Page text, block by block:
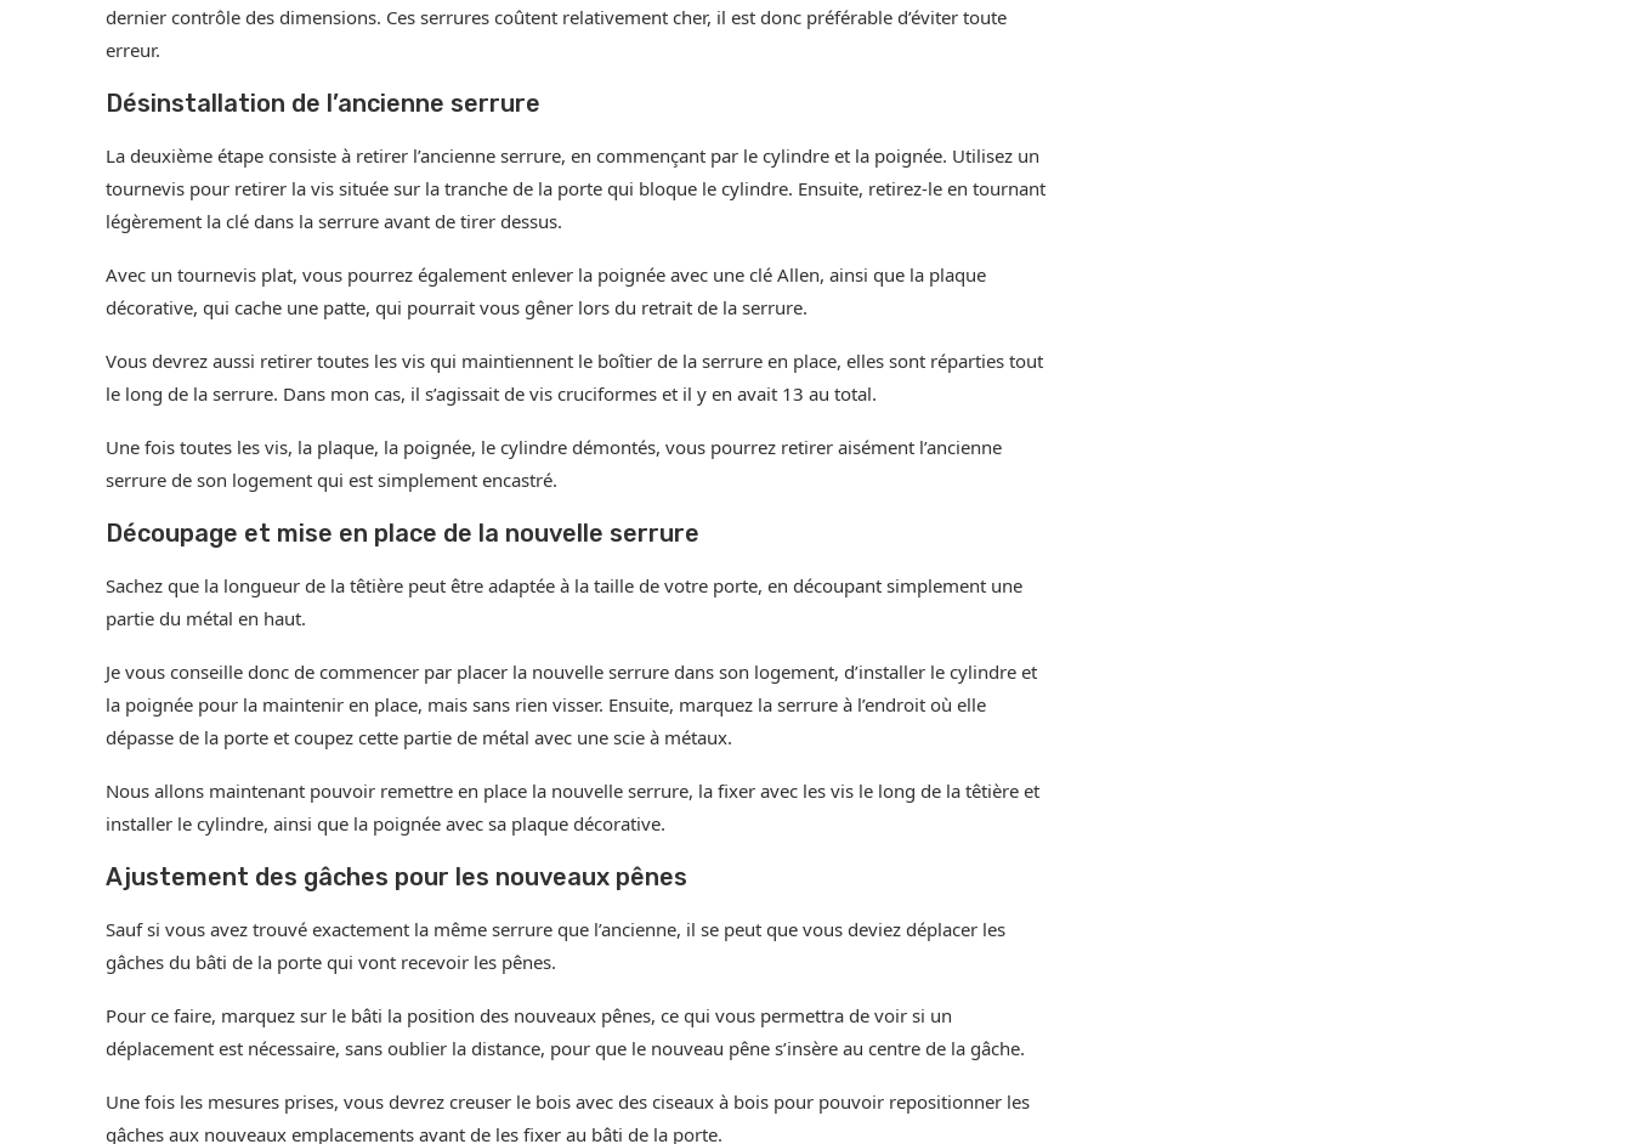
dernier contrôle des dimensions. Ces serrures coûtent relativement cher, il est donc préférable d’éviter toute
erreur.
Désinstallation de l’ancienne serrure
La deuxième étape consiste à retirer l’ancienne serrure, en commençant par le cylindre et la poignée. Utilisez un
tournevis pour retirer la vis située sur la tranche de la porte qui bloque le cylindre. Ensuite, retirez-le en tournant
légèrement la clé dans la serrure avant de tirer dessus.
Avec un tournevis plat, vous pourrez également enlever la poignée avec une clé Allen, ainsi que la plaque
décorative, qui cache une patte, qui pourrait vous gêner lors du retrait de la serrure.
Vous devrez aussi retirer toutes les vis qui maintiennent le boîtier de la serrure en place, elles sont réparties tout
le long de la serrure. Dans mon cas, il s’agissait de vis cruciformes et il y en avait 13 au total.
Une fois toutes les vis, la plaque, la poignée, le cylindre démontés, vous pourrez retirer aisément l’ancienne
serrure de son logement qui est simplement encastré.
Découpage et mise en place de la nouvelle serrure
Sachez que la longueur de la têtière peut être adaptée à la taille de votre porte, en découpant simplement une
partie du métal en haut.
Je vous conseille donc de commencer par placer la nouvelle serrure dans son logement, d’installer le cylindre et
la poignée pour la maintenir en place, mais sans rien visser. Ensuite, marquez la serrure à l’endroit où elle
dépasse de la porte et coupez cette partie de métal avec une scie à métaux.
Nous allons maintenant pouvoir remettre en place la nouvelle serrure, la fixer avec les vis le long de la têtière et
installer le cylindre, ainsi que la poignée avec sa plaque décorative.
Ajustement des gâches pour les nouveaux pênes
Sauf si vous avez trouvé exactement la même serrure que l’ancienne, il se peut que vous deviez déplacer les
gâches du bâti de la porte qui vont recevoir les pênes.
Pour ce faire, marquez sur le bâti la position des nouveaux pênes, ce qui vous permettra de voir si un
déplacement est nécessaire, sans oublier la distance, pour que le nouveau pêne s’insère au centre de la gâche.
Une fois les mesures prises, vous devrez creuser le bois avec des ciseaux à bois pour pouvoir repositionner les
gâches aux nouveaux emplacements avant de les fixer au bâti de la porte.